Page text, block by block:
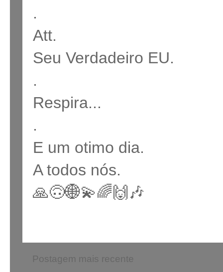
.
Att.
Seu Verdadeiro EU.
.
Respira...
.
E um otimo dia.
A todos nós.
🙏🙃🌐💫🌈🙌🎶
Postagem mais recente